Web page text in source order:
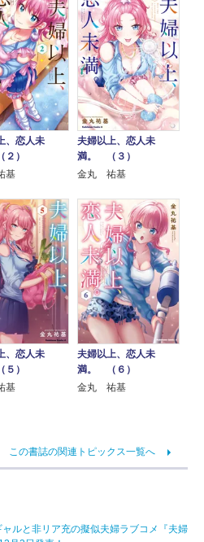
、恋人未
）
基
夫婦以上、恋人未
満。 （３）
金丸 祐基
、恋人未
）
基
夫婦以上、恋人未
満。 （６）
金丸 祐基
この書誌の関連トピックス一覧へ
ルと非リア充の擬似夫婦ラブコメ『夫婦